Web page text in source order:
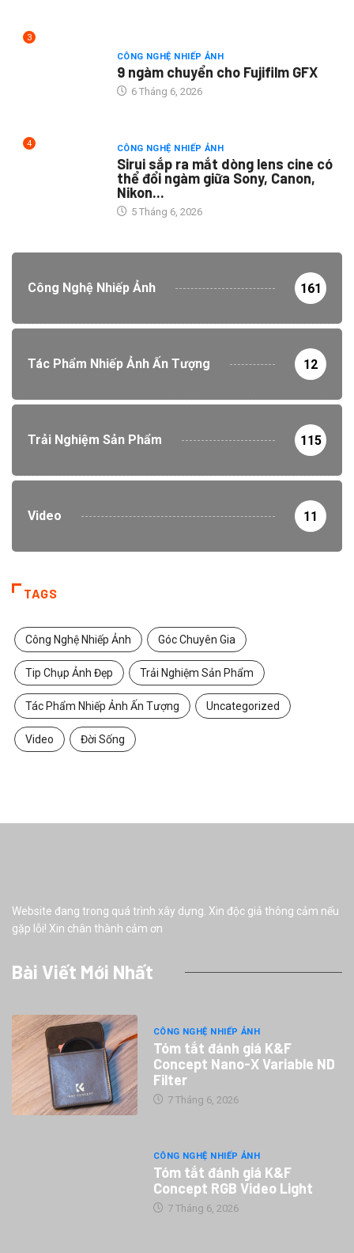
3
CÔNG NGHỆ NHIẾP ẢNH
9 ngàm chuyển cho Fujifilm GFX
6 Tháng 6, 2026
4 CÔNG NGHỆ NHIẾP ẢNH
Sirui sắp ra mắt dòng lens cine có
thể đổi ngàm giữa Sony, Canon,
Nikon...
5 Tháng 6, 2026
Công Nghệ Nhiếp Ảnh 161
Tác Phẩm Nhiếp Ảnh Ấn Tượng 12
Trải Nghiệm Sản Phẩm 115
Video 11
TAGS
Công Nghệ Nhiếp Ảnh Góc Chuyên Gia
Tip Chụp Ảnh Đẹp Trải Nghiệm Sản Phẩm
Tác Phẩm Nhiếp Ảnh Ấn Tượng Uncategorized
Video Đời Sống
Website đang trong quá trình xây dựng. Xin độc giả thông cảm nếu
gặp lỗi! Xin chân thành cảm ơn
Bài Viết Mới Nhất
CÔNG NGHỆ NHIẾP ẢNH
Tóm tắt đánh giá K&F
Concept Nano-X Variable ND
Filter
7 Tháng 6, 2026
CÔNG NGHỆ NHIẾP ẢNH
Tóm tắt đánh giá K&F
Concept RGB Video Light
7 Tháng 6, 2026